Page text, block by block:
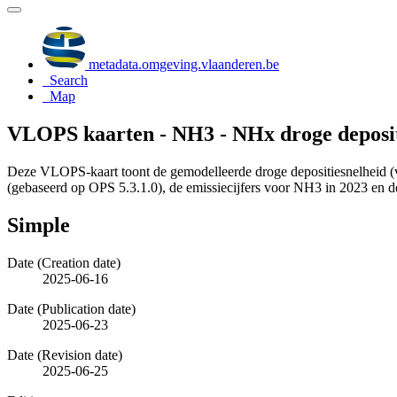
metadata.omgeving.vlaanderen.be
Search
Map
VLOPS kaarten - NH3 - NHx droge
Deze VLOPS-kaart toont de gemodelleerde droge
(gebaseerd op OPS 5.3.1.0), de emissiecijfers voor NH3 in 2023 en
Simple
Date (Creation date)
2025-06-16
Date (Publication date)
2025-06-23
Date (Revision date)
2025-06-25